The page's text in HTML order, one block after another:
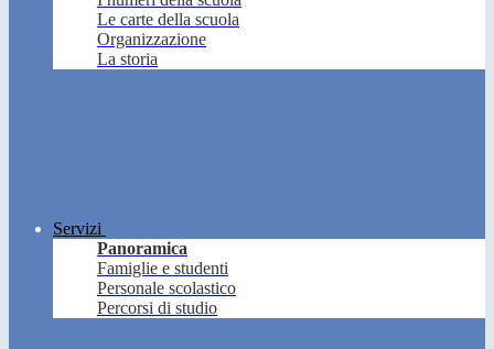
Le carte della scuola
Organizzazione
La storia
Servizi
Panoramica
Famiglie e studenti
Personale scolastico
Percorsi di studio